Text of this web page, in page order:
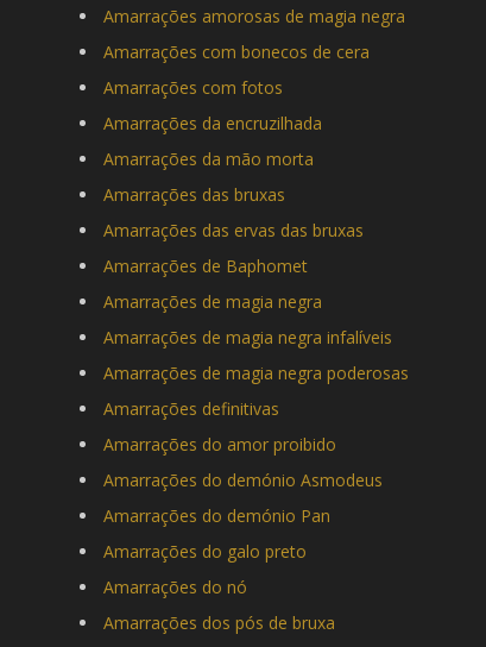
Amarrações amorosas de magia negra
Amarrações com bonecos de cera
Amarrações com fotos
Amarrações da encruzilhada
Amarrações da mão morta
Amarrações das bruxas
Amarrações das ervas das bruxas
Amarrações de Baphomet
Amarrações de magia negra
Amarrações de magia negra infalíveis
Amarrações de magia negra poderosas
Amarrações definitivas
Amarrações do amor proibido
Amarrações do demónio Asmodeus
Amarrações do demónio Pan
Amarrações do galo preto
Amarrações do nó
Amarrações dos pós de bruxa